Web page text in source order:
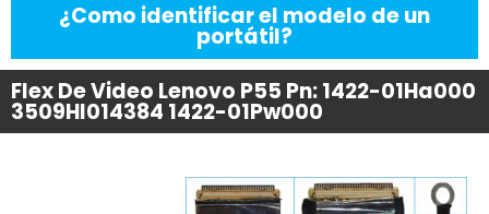
¿Como identificar el modelo de un
portátil?
Flex De Video Lenovo P55 Pn: 1422-01Ha000
3509Hl014384 1422-01Pw000